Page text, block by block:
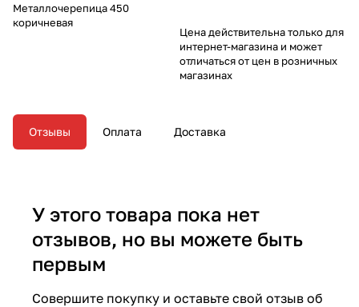
Металлочерепица 450
коричневая
Цена действительна только для
интернет-магазина и может
отличаться от цен в розничных
магазинах
Отзывы Оплата Доставка
У этого товара пока нет
отзывов, но вы можете быть
первым
Совершите покупку и оставьте свой отзыв об